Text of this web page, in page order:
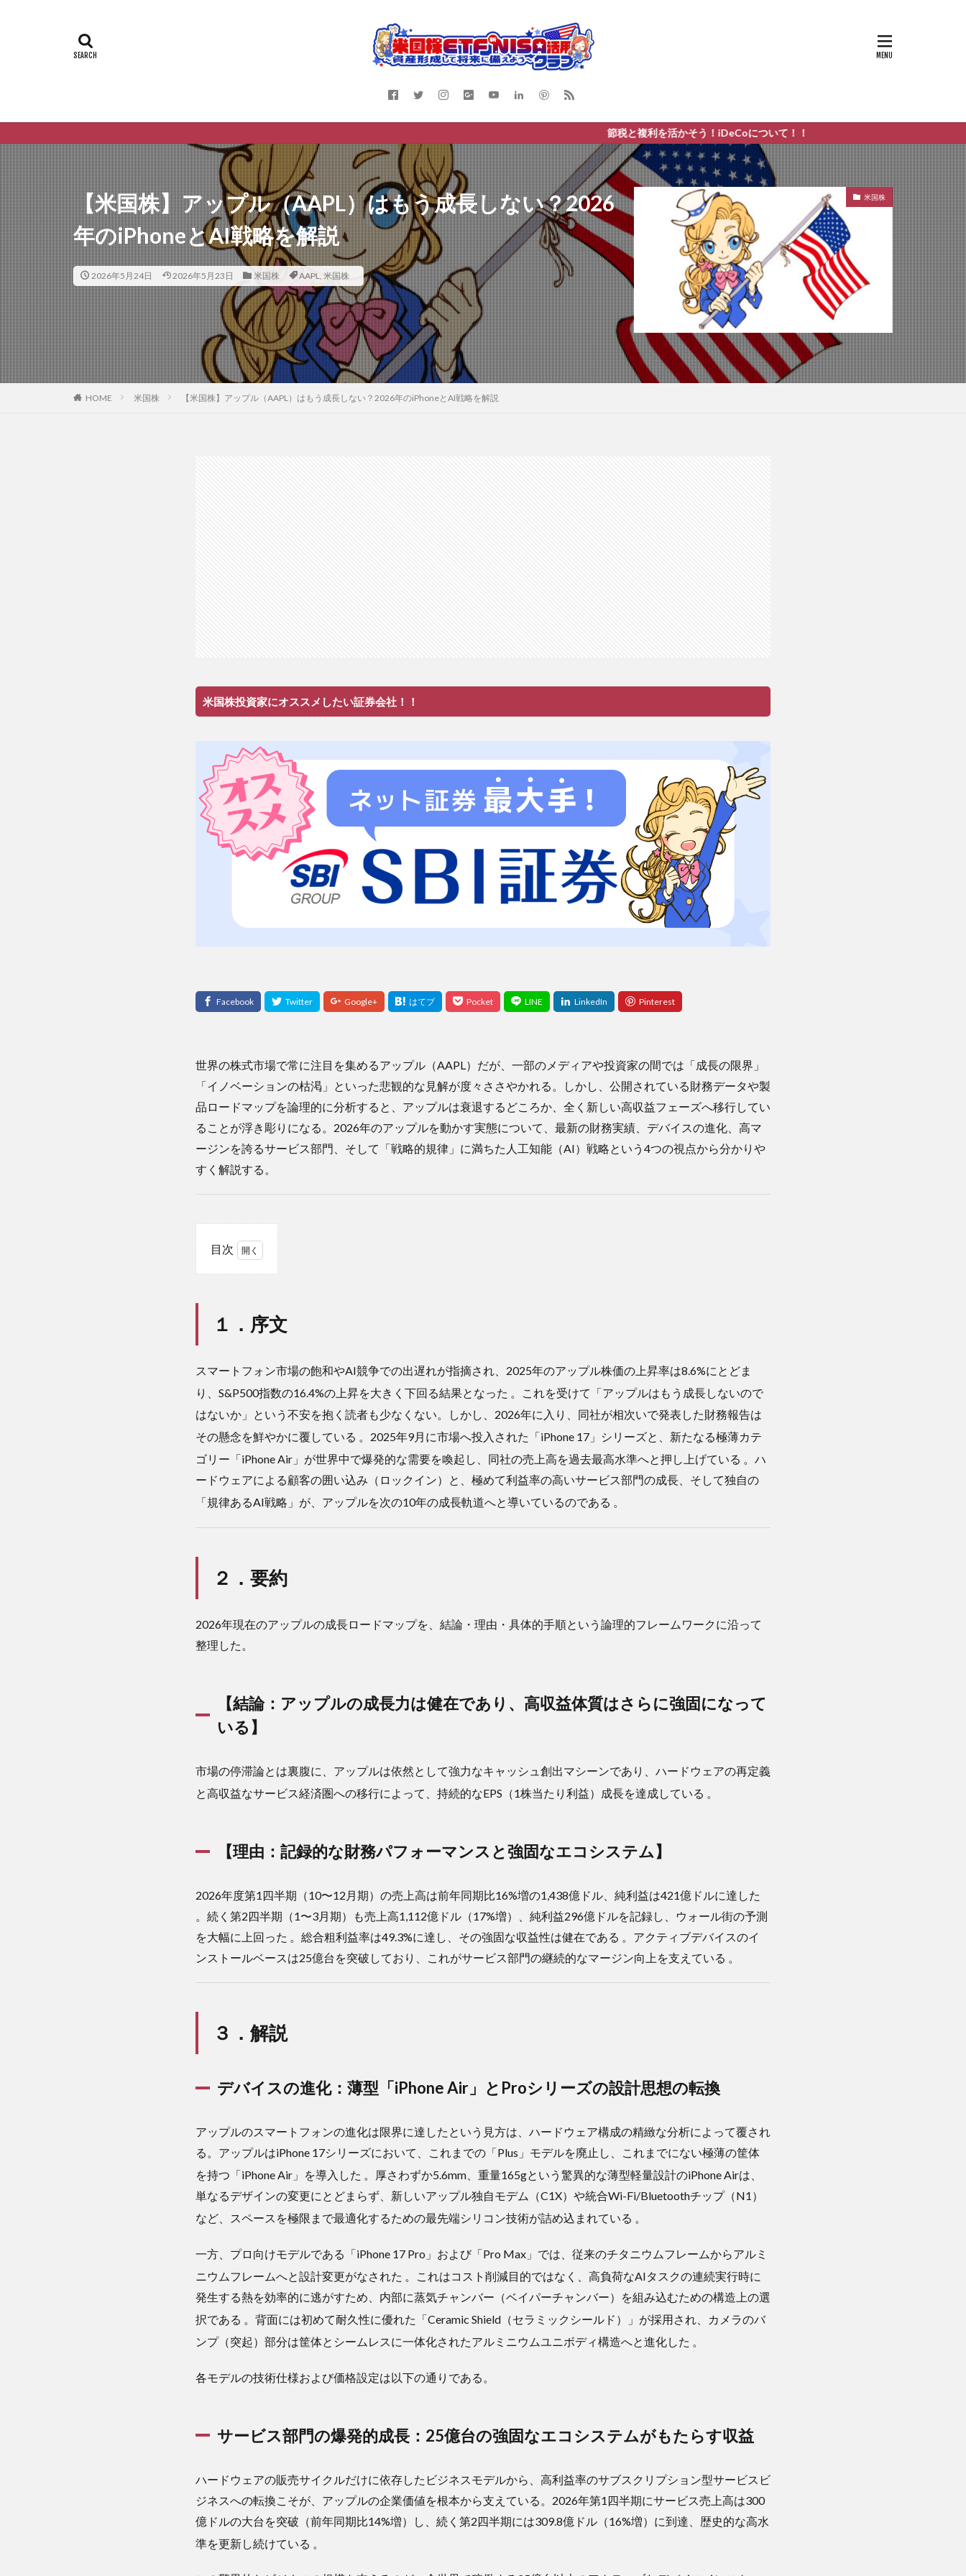
節税と複利を活かそう！iDeCoについて！！
【米国株】アップル（AAPL）はもう成長しない？2026
年のiPhoneとAI戦略を解説
2026年5月24日 2026年5月23日 米国株 AAPL, 米国株
米国株
HOME 米国株 【米国株】アップル（AAPL）はもう成長しない？2026年のiPhoneとAI戦略を解説
米国株投資家にオススメしたい証券会社！！
世界の株式市場で常に注目を集めるアップル（AAPL）だが、一部のメディアや投資家の間では「成長の限界」
「イノベーションの枯渇」といった悲観的な見解が度々ささやかれる。しかし、公開されている財務データや製
品ロードマップを論理的に分析すると、アップルは衰退するどころか、全く新しい高収益フェーズへ移行してい
ることが浮き彫りになる。2026年のアップルを動かす実態について、最新の財務実績、デバイスの進化、高マ
ージンを誇るサービス部門、そして「戦略的規律」に満ちた人工知能（AI）戦略という4つの視点から分かりや
すく解説する。
目次
2
【結
論：
アッ
プル
の成
長力
在で
質は
固に
なっ
2.2
【理
由：
財務
パフ
強固
ステ
ム】
3
３．
解説
進化：薄
型
Proシリ
ーズの設
転換
3.2
サー
部門
の爆
長：
25億
台の
強固
なエ
コシ
ステ
もた
3.3
真
実：
戦か
ら距
１．序文
スマートフォン市場の飽和やAI競争での出遅れが指摘され、2025年のアップル株価の上昇率は8.6%にとどま
り、S&P500指数の16.4%の上昇を大きく下回る結果となった 。これを受けて「アップルはもう成長しないので
はないか」という不安を抱く読者も少なくない。しかし、2026年に入り、同社が相次いで発表した財務報告は
その懸念を鮮やかに覆している 。2025年9月に市場へ投入された「iPhone 17」シリーズと、新たなる極薄カテ
ゴリー「iPhone Air」が世界中で爆発的な需要を喚起し、同社の売上高を過去最高水準へと押し上げている 。ハ
ードウェアによる顧客の囲い込み（ロックイン）と、極めて利益率の高いサービス部門の成長、そして独自の
「規律あるAI戦略」が、アップルを次の10年の成長軌道へと導いているのである 。
２．要約
2026年現在のアップルの成長ロードマップを、結論・理由・具体的手順という論理的フレームワークに沿って
整理した。
【結論：アップルの成長力は健在であり、高収益体質はさらに強固になって
いる】
市場の停滞論とは裏腹に、アップルは依然として強力なキャッシュ創出マシーンであり、ハードウェアの再定義
と高収益なサービス経済圏への移行によって、持続的なEPS（1株当たり利益）成長を達成している 。
【理由：記録的な財務パフォーマンスと強固なエコシステム】
2026年度第1四半期（10〜12月期）の売上高は前年同期比16%増の1,438億ドル、純利益は421億ドルに達した
。続く第2四半期（1〜3月期）も売上高1,112億ドル（17%増）、純利益296億ドルを記録し、ウォール街の予測
を大幅に上回った 。総合粗利益率は49.3%に達し、その強固な収益性は健在である 。アクティブデバイスのイ
ンストールベースは25億台を突破しており、これがサービス部門の継続的なマージン向上を支えている 。
３．解説
デバイスの進化：薄型「iPhone Air」とProシリーズの設計思想の転換
アップルのスマートフォンの進化は限界に達したという見方は、ハードウェア構成の精緻な分析によって覆され
る。アップルはiPhone 17シリーズにおいて、これまでの「Plus」モデルを廃止し、これまでにない極薄の筐体
を持つ「iPhone Air」を導入した 。厚さわずか5.6mm、重量165gという驚異的な薄型軽量設計のiPhone Airは、
単なるデザインの変更にとどまらず、新しいアップル独自モデム（C1X）や統合Wi-Fi/Bluetoothチップ（N1）
など、スペースを極限まで最適化するための最先端シリコン技術が詰め込まれている 。
一方、プロ向けモデルである「iPhone 17 Pro」および「Pro Max」では、従来のチタニウムフレームからアルミ
ニウムフレームへと設計変更がなされた 。これはコスト削減目的ではなく、高負荷なAIタスクの連続実行時に
発生する熱を効率的に逃がすため、内部に蒸気チャンバー（ベイパーチャンバー）を組み込むための構造上の選
択である 。背面には初めて耐久性に優れた「Ceramic Shield（セラミックシールド）」が採用され、カメラのバ
ンプ（突起）部分は筐体とシームレスに一体化されたアルミニウムユニボディ構造へと進化した 。
各モデルの技術仕様および価格設定は以下の通りである。
サービス部門の爆発的成長：25億台の強固なエコシステムがもたらす収益
ハードウェアの販売サイクルだけに依存したビジネスモデルから、高利益率のサブスクリプション型サービスビ
ジネスへの転換こそが、アップルの企業価値を根本から支えている。2026年第1四半期にサービス売上高は300
億ドルの大台を突破（前年同期比14%増）し、続く第2四半期には309.8億ドル（16%増）に到達、歴史的な高水
準を更新し続けている 。